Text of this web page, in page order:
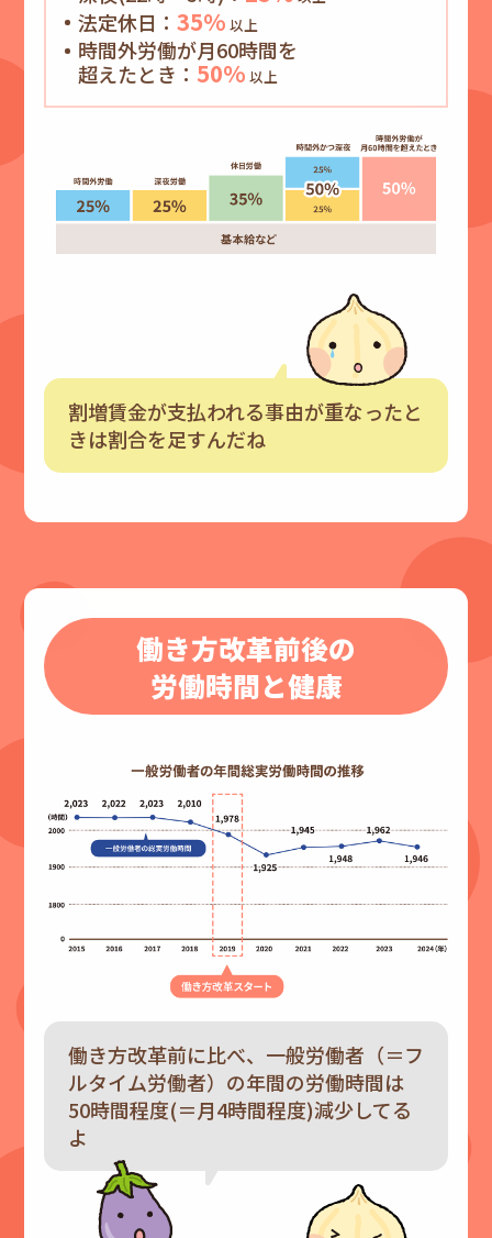
法定休日：35% 以上
時間外労働が月60時間を
超えたとき：50% 以上
割増賃金が支払われる事由が重なったと
きは割合を足すんだね
働き方改革前後の
労働時間と健康
働き方改革前に比べ、一般労働者（＝フ
ルタイム労働者）の年間の労働時間は
50時間程度(＝月4時間程度)減少してる
よ